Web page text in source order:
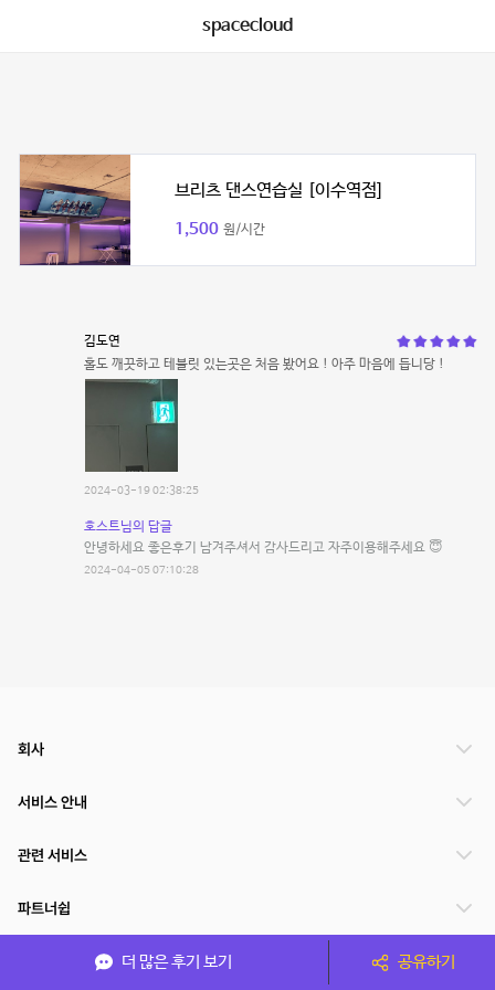
spacecloud
브리츠 댄스연습실 [이수역점]
1,500 원/시간
김도연
홀도 깨끗하고 테블릿 있는곳은 처음 봤어요 ! 아주 마음에 듭니당 !
2024-03-19 02:38:25
호스트님의 답글
안녕하세요 좋은후기 남겨주셔서 감사드리고 자주이용해주세요 😇
2024-04-05 07:10:28
더 많은 후기 보기 공유하기
회사
서비스 안내
관련 서비스
파트너쉽
서비스 제공 국가